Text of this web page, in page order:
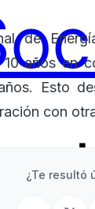
de
años en
Esto
con
¿Te resultó